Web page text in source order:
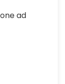
ad